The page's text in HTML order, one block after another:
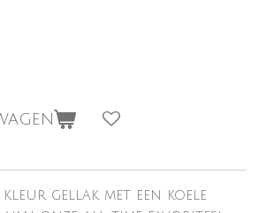
gellak met een koele